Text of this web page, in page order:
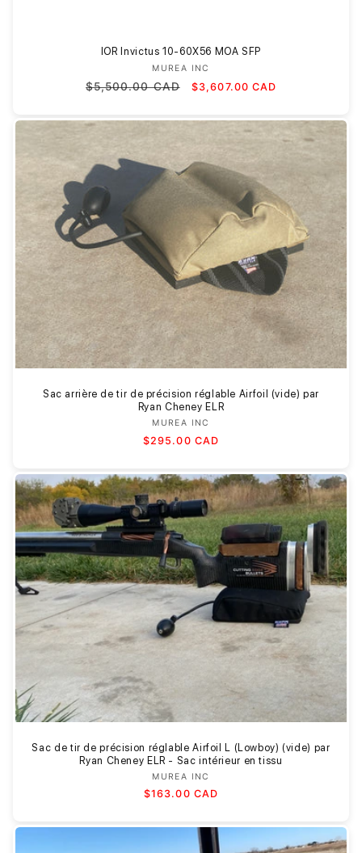
IOR Invictus 10-60X56 MOA SFP
Fournisseur :
MUREA INC
Prix
$5,500.00 CAD
Prix
$3,607.00 CAD
Sac arrière de tir de précision réglable Airfoil (vide) par
Ryan Cheney ELR
Fournisseur :
MUREA INC
Prix
$295.00 CAD
Sac de tir de précision réglable Airfoil L (Lowboy) (vide) par
Ryan Cheney ELR - Sac intérieur en tissu
Fournisseur :
MUREA INC
Prix
$163.00 CAD